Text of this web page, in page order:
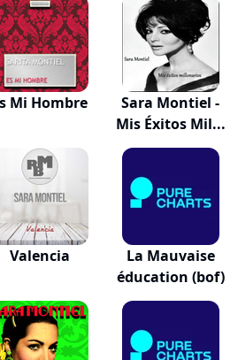
Mi Hombre
Sara Montiel -
Mis Éxitos Mil...
Valencia
La Mauvaise
éducation (bof)